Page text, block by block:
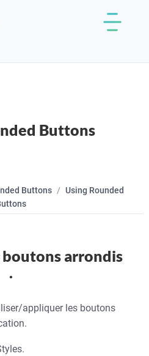
Buttons
Buttons
Using Rounded
arrondis
.
appliquer les boutons